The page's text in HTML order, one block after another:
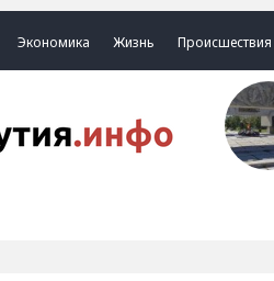
Экономика Жизнь Происшествия